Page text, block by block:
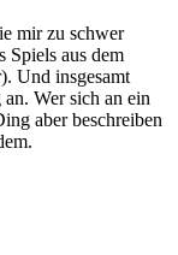
mir zu schwer
Spiels aus dem
Und insgesamt
Wer sich an ein
aber beschreiben